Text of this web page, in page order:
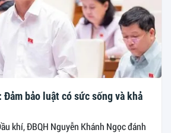
Đảm bảo luật có sức sống và khả
khí, ĐBQH Nguyễn Khánh Ngọc đánh